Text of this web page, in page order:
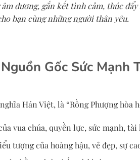
dương, gắn kết tình cảm, thúc
bạn cùng những người thân yêu.
Gốc Sức Mạnh
Hán Việt, là “Rồng Phượng hòa
vua chúa, quyền lực, sức mạnh,
tượng của hoàng hậu, vẻ đẹp, sự